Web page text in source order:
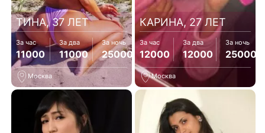
ТИНА, 37 ЛЕТ
За час
11000
За два
11000
За ночь
25000
Москва
КАРИНА, 27 ЛЕТ
За час
12000
За два
12000
За ночь
25000
Москва